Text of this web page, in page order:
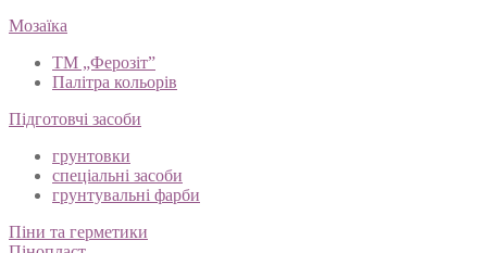
Мозаїка
ТМ „Ферозіт”
Палітра кольорів
Підготовчі засоби
грунтовки
спеціальні засоби
грунтувальні фарби
Піни та герметики